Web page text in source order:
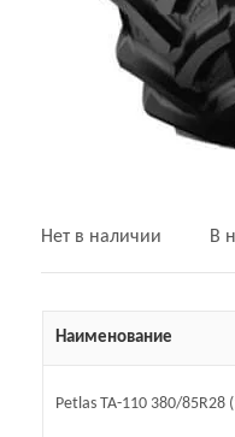
Нет в наличии В
Наименование
Petlas TA-110 380/85R28